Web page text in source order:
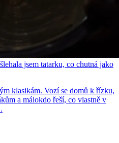
jsem tatarku, co chutná jako
klasikám. Vozí se domů k řízku,
a málokdo řeší, co vlastně v